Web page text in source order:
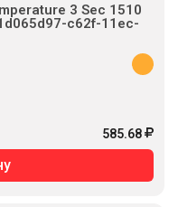
3 Sec 1510
c62f-11ec-
585.68